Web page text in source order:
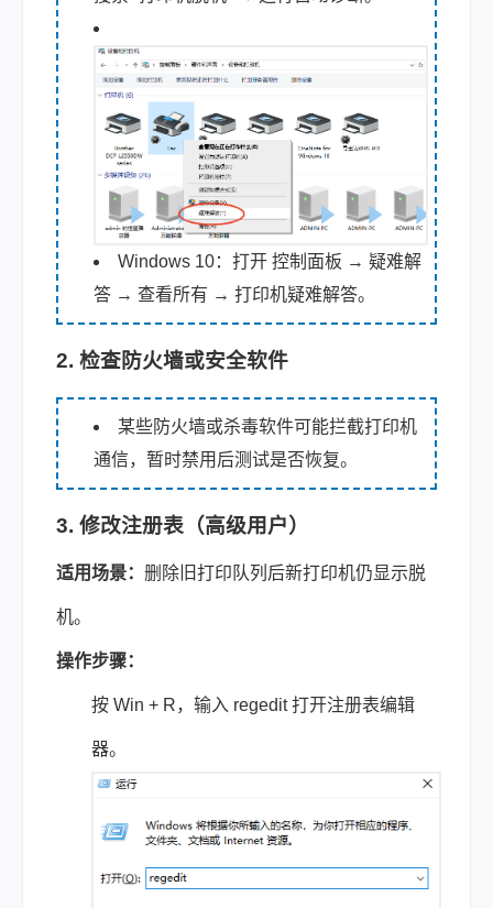
Windows 10：打开 控制面板 → 疑难解
答 → 查看所有 → 打印机疑难解答。
2. 检查防火墙或安全软件
某些防火墙或杀毒软件可能拦截打印机
通信，暂时禁用后测试是否恢复。
3. 修改注册表（高级用户）
适用场景： 删除旧打印队列后新打印机仍显示脱
机。
操作步骤：
按 Win + R，输入 regedit 打开注册表编辑
器。